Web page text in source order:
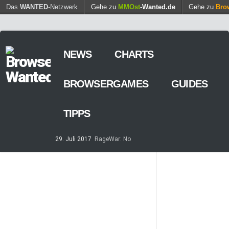
Das WANTED-Netzwerk Gehe zu MMOst-Wanted.de Gehe zu
NEWS CHARTS
BROWSERGAMES GUIDES
TIPPS
29. Juli 2017
RageWar: No
Find out more. Okay, thanks